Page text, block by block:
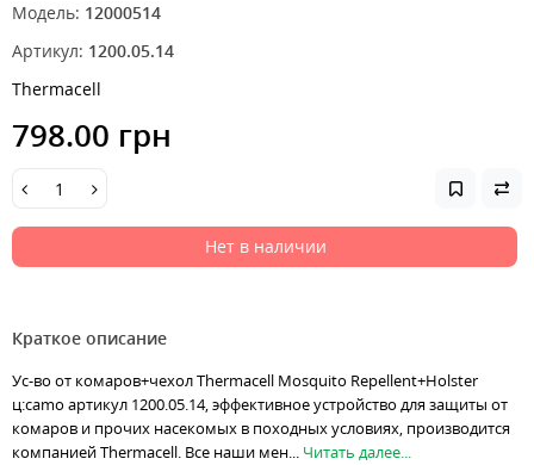
Модель: 12000514
Артикул: 1200.05.14
Thermacell
798.00 грн
Нет в наличии
Краткое описание
Ус-во от комаров+чехол Thermacell Mosquito Repellent+Holster
ц:camo артикул 1200.05.14, эффективное устройство для защиты от
комаров и прочих насекомых в походных условиях, производится
компанией Thermacell. Все наши мен... Читать далее...